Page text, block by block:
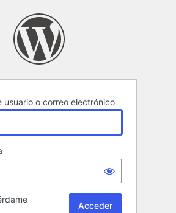
usuario o correo electrónico